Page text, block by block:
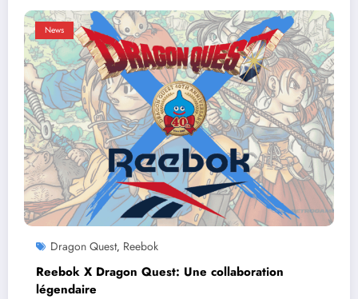
News
Dragon Quest, Reebok
Reebok X Dragon Quest: Une collaboration
légendaire